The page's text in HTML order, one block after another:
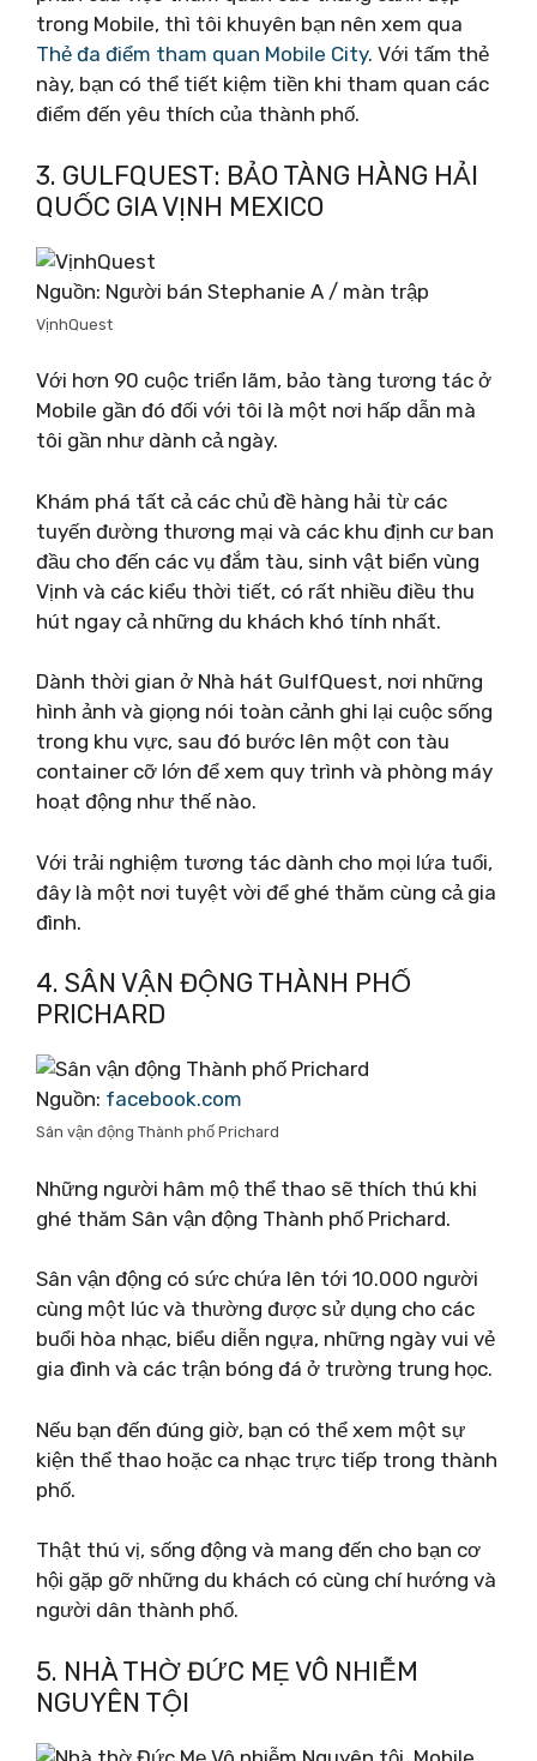
trong Mobile, thì tôi khuyên bạn nên xem qua
Thẻ đa điểm tham quan Mobile City. Với tấm thẻ
này, bạn có thể tiết kiệm tiền khi tham quan các
điểm đến yêu thích của thành phố.
3. GULFQUEST: BẢO TÀNG HÀNG HẢI
QUỐC GIA VỊNH MEXICO
Nguồn: Người bán Stephanie A / màn trập
VịnhQuest
Với hơn 90 cuộc triển lãm, bảo tàng tương tác ở
Mobile gần đó đối với tôi là một nơi hấp dẫn mà
tôi gần như dành cả ngày.
Khám phá tất cả các chủ đề hàng hải từ các
tuyến đường thương mại và các khu định cư ban
đầu cho đến các vụ đắm tàu, sinh vật biển vùng
Vịnh và các kiểu thời tiết, có rất nhiều điều thu
hút ngay cả những du khách khó tính nhất.
Dành thời gian ở Nhà hát GulfQuest, nơi những
hình ảnh và giọng nói toàn cảnh ghi lại cuộc sống
trong khu vực, sau đó bước lên một con tàu
container cỡ lớn để xem quy trình và phòng máy
hoạt động như thế nào.
Với trải nghiệm tương tác dành cho mọi lứa tuổi,
đây là một nơi tuyệt vời để ghé thăm cùng cả gia
đình.
4. SÂN VẬN ĐỘNG THÀNH PHỐ
PRICHARD
Nguồn: facebook.com
Sân vận động Thành phố Prichard
Những người hâm mộ thể thao sẽ thích thú khi
ghé thăm Sân vận động Thành phố Prichard.
Sân vận động có sức chứa lên tới 10.000 người
cùng một lúc và thường được sử dụng cho các
buổi hòa nhạc, biểu diễn ngựa, những ngày vui vẻ
gia đình và các trận bóng đá ở trường trung học.
Nếu bạn đến đúng giờ, bạn có thể xem một sự
kiện thể thao hoặc ca nhạc trực tiếp trong thành
phố.
Thật thú vị, sống động và mang đến cho bạn cơ
hội gặp gỡ những du khách có cùng chí hướng và
người dân thành phố.
5. NHÀ THỜ ĐỨC MẸ VÔ NHIỄM
NGUYÊN TỘI